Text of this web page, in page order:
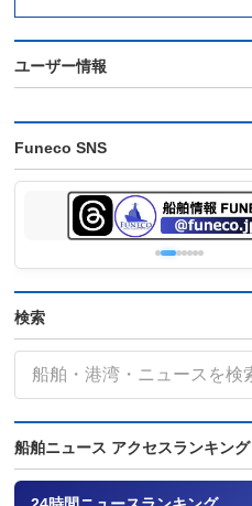
ユーザー情報
Funeco SNS
検索
船舶ニュース アクセスランキング